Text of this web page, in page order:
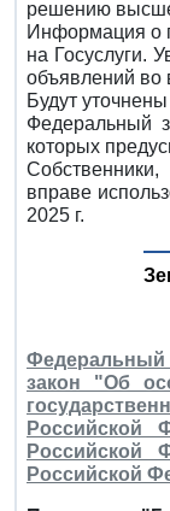
решению
Информация о
на Госуслуги.
объявлений во
Будут
Федеральный
которых
вправе
2025 г.
Федеральный
закон "Об
Российской
Российской
Российской